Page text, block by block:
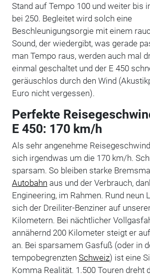
Stand auf Tempo 100 und weiter bis
bei 250. Begleitet wird solch eine
Beschleunigungsorgie mit einem
Sound, der wiedergibt, was gerade
man Tempo raus, werden auch mal
einmal geschaltet und der E 450
geräuschlos durch den Wind
Euro nicht vergessen).
Perfekte
E 450: 170 km/h
Als sehr angenehme
sich irgendwas um die 170 km/h.
sparsam. So bleiben starke
Autobahn aus und der Verbrauch,
Engineering, im Rahmen. Rund neun
sich der Dreiliter-Benziner auf
Kilometern. Bei nächtlicher
annähernd 200 Kilometer steigt er
an. Bei sparsamem Gasfuß (oder in
tempobegrenzten Schweiz) ist eine
Komma Realität. 1.500 Touren dreht